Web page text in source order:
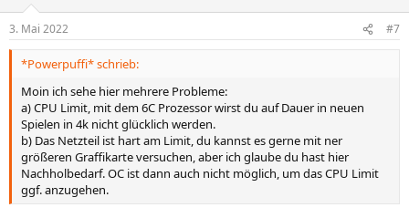
e
n
3. Mai 2022 #7
*Powerpuffi* schrieb:
Moin ich sehe hier mehrere Probleme:
a) CPU Limit, mit dem 6C Prozessor wirst du auf Dauer in neuen
Spielen in 4k nicht glücklich werden.
b) Das Netzteil ist hart am Limit, du kannst es gerne mit ner
größeren Graffikarte versuchen, aber ich glaube du hast hier
Nachholbedarf. OC ist dann auch nicht möglich, um das CPU Limit
ggf. anzugehen.